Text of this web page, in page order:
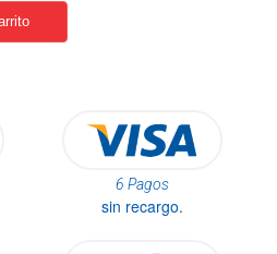
6 Pagos
sin recargo.